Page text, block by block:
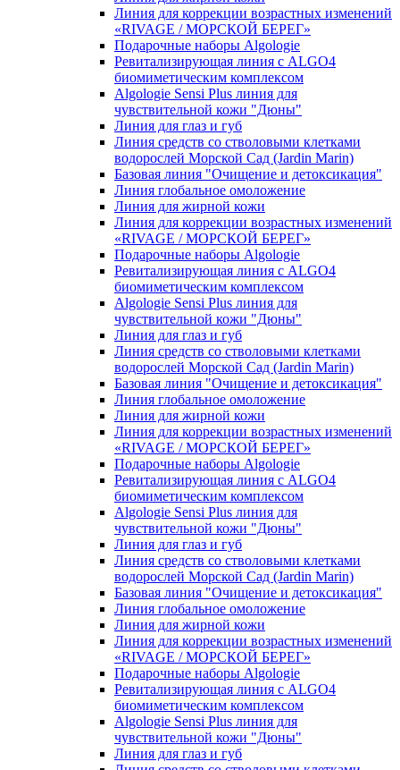
Линия для коррекции возрастных изменений
«RIVAGE / МОРСКОЙ БЕРЕГ»
Подарочные наборы Algologie
Ревитализирующая линия с ALGO4
биомиметическим комплексом
Algologie Sensi Plus линия для
чувcтвительной кожи "Дюны"
Линия для глаз и губ
Линия средств со стволовыми клетками
водорослей Морской Сад (Jardin Marin)
Базовая линия "Очищение и детоксикация"
Линия глобальное омоложение
Линия для жирной кожи
Линия для коррекции возрастных изменений
«RIVAGE / МОРСКОЙ БЕРЕГ»
Подарочные наборы Algologie
Ревитализирующая линия с ALGO4
биомиметическим комплексом
Algologie Sensi Plus линия для
чувcтвительной кожи "Дюны"
Линия для глаз и губ
Линия средств со стволовыми клетками
водорослей Морской Сад (Jardin Marin)
Базовая линия "Очищение и детоксикация"
Линия глобальное омоложение
Линия для жирной кожи
Линия для коррекции возрастных изменений
«RIVAGE / МОРСКОЙ БЕРЕГ»
Подарочные наборы Algologie
Ревитализирующая линия с ALGO4
биомиметическим комплексом
Algologie Sensi Plus линия для
чувcтвительной кожи "Дюны"
Линия для глаз и губ
Линия средств со стволовыми клетками
водорослей Морской Сад (Jardin Marin)
Базовая линия "Очищение и детоксикация"
Линия глобальное омоложение
Линия для жирной кожи
Линия для коррекции возрастных изменений
«RIVAGE / МОРСКОЙ БЕРЕГ»
Подарочные наборы Algologie
Ревитализирующая линия с ALGO4
биомиметическим комплексом
Algologie Sensi Plus линия для
чувcтвительной кожи "Дюны"
Линия для глаз и губ